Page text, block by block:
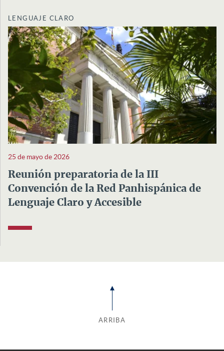
LENGUAJE CLARO
25 de mayo de 2026
Reunión preparatoria de la III
Convención de la Red Panhispánica de
Lenguaje Claro y Accesible
ARRIBA